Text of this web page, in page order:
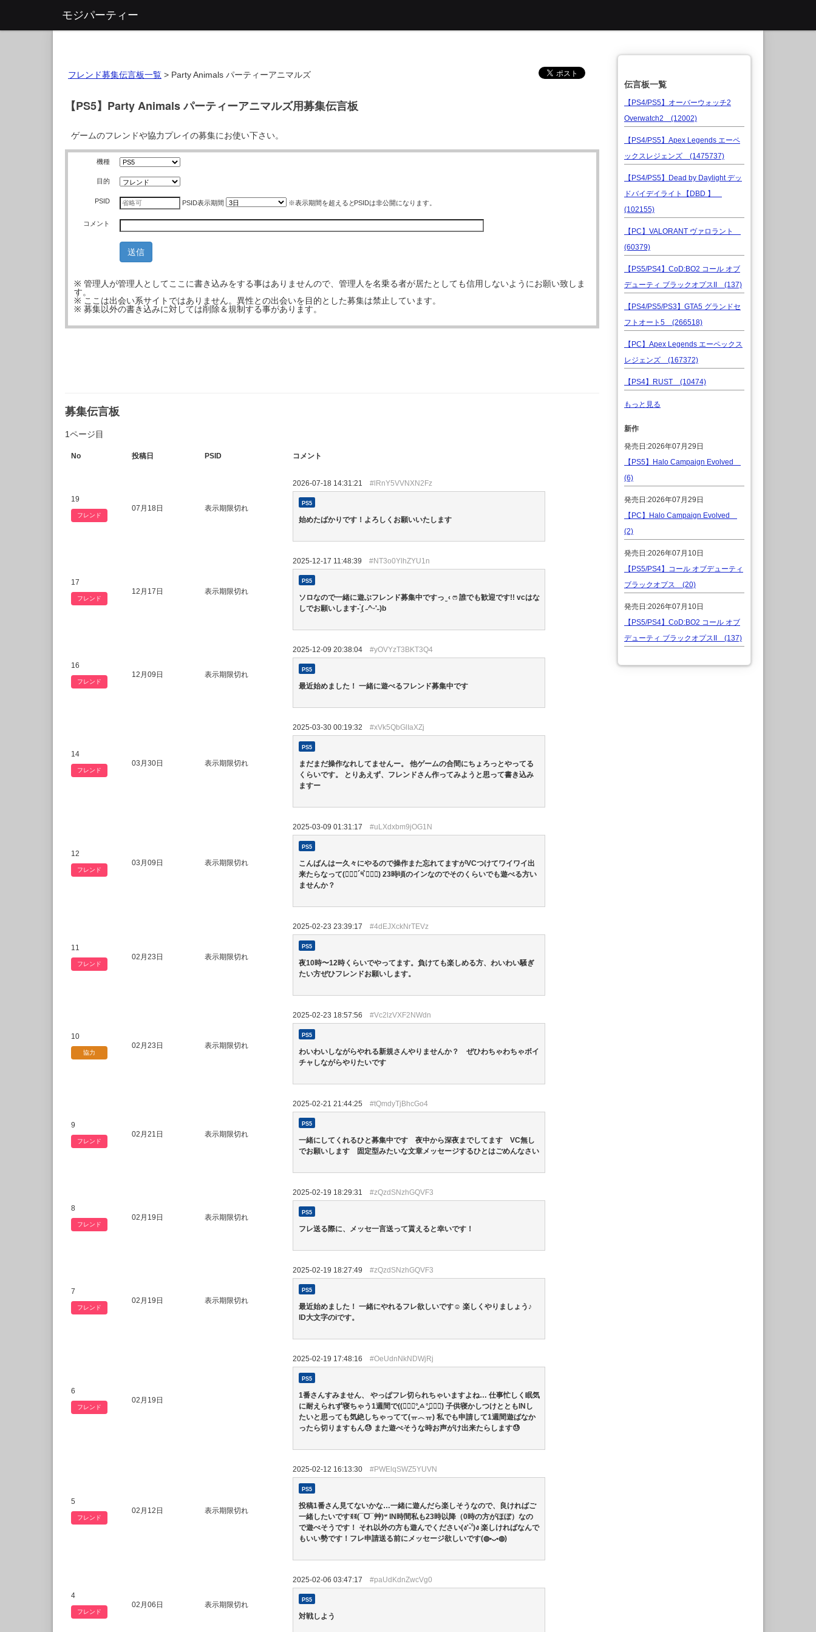
モジパーティー
フレンド募集伝言板一覧 > Party Animals パーティーアニマルズ
【PS5】Party Animals パーティーアニマルズ用募集伝言板
ゲームのフレンドや協力プレイの募集にお使い下さい。
機種
目的
PSID PSID表示期間 ※表示期間を超えるとPSIDは非公開になります。
コメント
※ 管理人が管理人としてここに書き込みをする事はありませんので、管理人を名乗る者が居たとしても信用しないようにお願い致しま
す。
※ ここは出会い系サイトではありません。異性との出会いを目的とした募集は禁止しています。
※ 募集以外の書き込みに対しては削除＆規制する事があります。
募集伝言板
1ページ目
No 投稿日 PSID コメント
19
フレンド
07月18日 表示期限切れ
2026-07-18 14:31:21 #lRnY5VVNXN2Fz
PS5
始めたばかりです！よろしくお願いいたします
17
フレンド
12月17日 表示期限切れ
2025-12-17 11:48:39 #NT3o0YlhZYU1n
PS5
ソロなので一緒に遊ぶフレンド募集中ですっ ̫ ‹ ෆ 誰でも歓迎です!! vcはな
しでお願いします- ̗̀( ˶^ᵕ'˶)b
16
フレンド
12月09日 表示期限切れ
2025-12-09 20:38:04 #yOVYzT3BKT3Q4
PS5
最近始めました！ 一緒に遊べるフレンド募集中です
14
フレンド
03月30日 表示期限切れ
2025-03-30 00:19:32 #xVk5QbGlIaXZj
PS5
まだまだ操作なれしてませんー。 他ゲームの合間にちょろっとやってる
くらいです。 とりあえず、フレンドさん作ってみようと思って書き込み
ますー
12
フレンド
03月09日 表示期限切れ
2025-03-09 01:31:17 #uLXdxbm9jOG1N
PS5
こんばんはー久々にやるので操作また忘れてますがVCつけてワイワイ出
来たらなって(๑⃙⃘´༥`๑⃙⃘) 23時頃のインなのでそのくらいでも遊べる方い
ませんか？
11
フレンド
02月23日 表示期限切れ
2025-02-23 23:39:17 #4dEJXckNrTEVz
PS5
夜10時〜12時くらいでやってます。負けても楽しめる方、わいわい騒ぎ
たい方ぜひフレンドお願いします。
10
協力
02月23日 表示期限切れ
2025-02-23 18:57:56 #Vc2lzVXF2NWdn
PS5
わいわいしながらやれる新規さんやりませんか？ ぜひわちゃわちゃボイ
チャしながらやりたいです
9
フレンド
02月21日 表示期限切れ
2025-02-21 21:44:25 #tQmdyTjBhcGo4
PS5
一緒にしてくれるひと募集中です 夜中から深夜までしてます VC無し
でお願いします 固定型みたいな文章メッセージするひとはごめんなさい
8
フレンド
02月19日 表示期限切れ
2025-02-19 18:29:31 #zQzdSNzhGQVF3
PS5
フレ送る際に、メッセ一言送って貰えると幸いです！
7
フレンド
02月19日 表示期限切れ
2025-02-19 18:27:49 #zQzdSNzhGQVF3
PS5
最近始めました！ 一緒にやれるフレ欲しいです☺️ 楽しくやりましょう♪
ID大文字のiです。
6
フレンド
02月19日
2025-02-19 17:48:16 #OeUdnNkNDWjRj
PS5
1番さんすみません、 やっぱフレ切られちゃいますよね… 仕事忙しく眠気
に耐えられず寝ちゃう1週間で((๑⃙⃘°̧̧̧ㅿ°̧̧̧๑⃙⃘) 子供寝かしつけとともINし
たいと思っても気絶しちゃってて(ㅠ︿ㅠ) 私でも申請して1週間遊ばなか
ったら切りますもん😓 また遊べそうな時お声がけ出来たらします😓
5
フレンド
02月12日 表示期限切れ
2025-02-12 16:13:30 #PWElqSWZ5YUVN
PS5
投稿1番さん見てないかな…一緒に遊んだら楽しそうなので、良ければご
一緒したいですꉂꉂ(¯ᗜ¯艸)𐤔 IN時間私も23時以降（0時の方がほぼ）なの
で遊べそうです！ それ以外の方も遊んでください(ง'-̀'́)ง 楽しければなんで
もいい勢です！フレ申請送る前にメッセージ欲しいです(◍︎•ᴗ•◍︎)
4
フレンド
02月06日 表示期限切れ
2025-02-06 03:47:17 #paUdKdnZwcVg0
PS5
対戦しよう
伝言板一覧
【PS4/PS5】オーバーウォッチ2
Overwatch2 (12002)
【PS4/PS5】Apex Legends エーペ
ックスレジェンズ (1475737)
【PS4/PS5】Dead by Daylight デッ
ドバイデイライト【DBD 】
(102155)
【PC】VALORANT ヴァロラント
(60379)
【PS5/PS4】CoD:BO2 コール オブ
デューティ ブラックオプスII (137)
【PS4/PS5/PS3】GTA5 グランドセ
フトオート5 (266518)
【PC】Apex Legends エーペックス
レジェンズ (167372)
【PS4】RUST (10474)
もっと見る
新作
発売日:2026年07月29日
【PS5】Halo Campaign Evolved
(6)
発売日:2026年07月29日
【PC】Halo Campaign Evolved
(2)
発売日:2026年07月10日
【PS5/PS4】コール オブデューティ
ブラックオプス (20)
発売日:2026年07月10日
【PS5/PS4】CoD:BO2 コール オブ
デューティ ブラックオプスII (137)